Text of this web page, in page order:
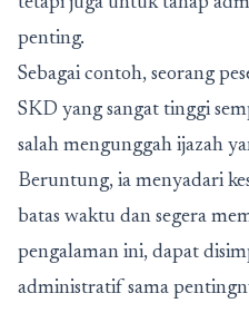
penting.
Sebagai contoh, seorang
SKD yang sangat tinggi
salah mengunggah ijazah
Beruntung, ia menyadari
batas waktu dan segera
pengalaman ini, dapat
administratif sama